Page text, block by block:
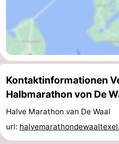
Fähre
-
Parken
Inselhüpfen
Reisebuchshop
Medizin
Adressen
Region
Kontaktinformationen
Halbmarathon von De
Halve Marathon van De Waal
url: